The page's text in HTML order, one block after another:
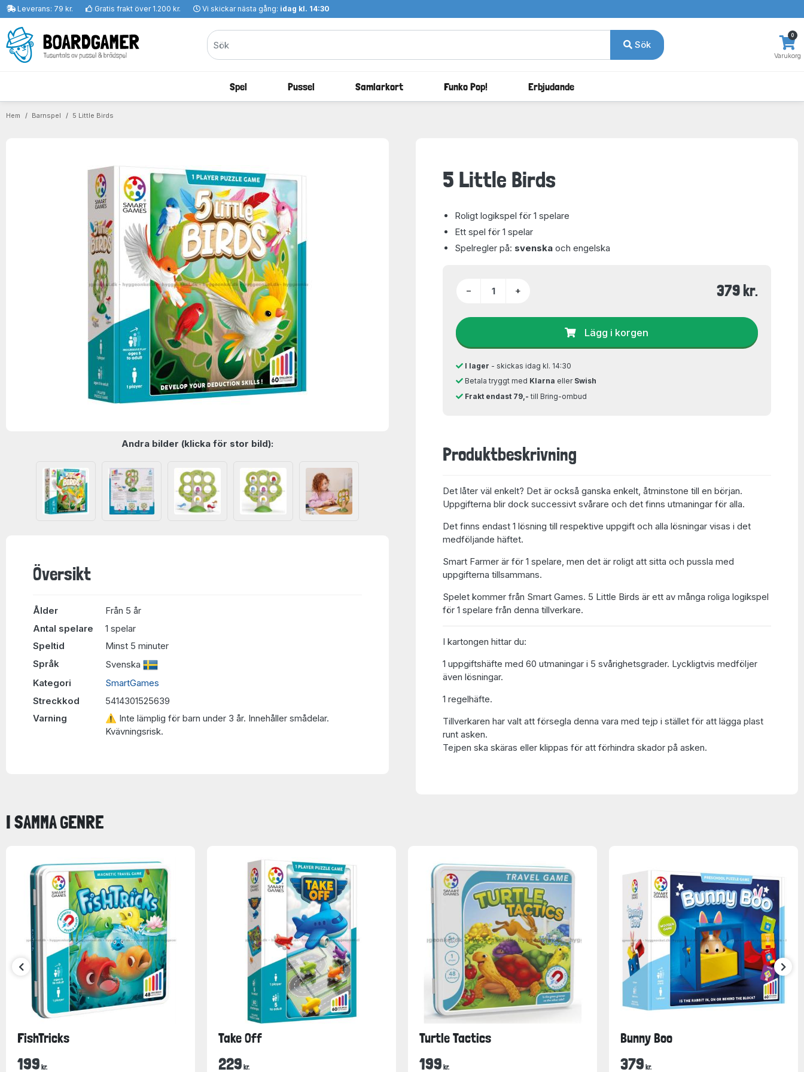
Leverans: 79 kr. Gratis frakt över 1.200 kr. Vi skickar nästa gång: idag kl. 14:30
Sök
Varukorg
0
Spel Pussel Samlarkort Funko Pop! Erbjudande
Hem Barnspel 5 Little Birds
Andra bilder (klicka för stor bild):
Översikt
Ålder
Från 5 år
Antal spelare
1 spelar
Speltid
Minst 5 minuter
Språk
Svenska
Kategori
SmartGames
Streckkod
5414301525639
Varning
⚠ Inte lämplig för barn under 3 år. Innehåller smådelar.
Kvävningsrisk.
5 Little Birds
Roligt logikspel för 1 spelare
Ett spel för 1 spelar
Spelregler på: svenskaoch engelska
− + 379 kr.
Lägg i korgen
I lager - skickas idag kl. 14:30
Betala tryggt med Klarna eller Swish
Frakt endast 79,- till Bring-ombud
Produktbeskrivning
Det låter väl enkelt? Det är också ganska enkelt, åtminstone till en början.
Uppgifterna blir dock successivt svårare och det finns utmaningar för alla.
Det finns endast 1 lösning till respektive uppgift och alla lösningar visas i det
medföljande häftet.
Smart Farmer är för 1 spelare, men det är roligt att sitta och pussla med
uppgifterna tillsammans.
Spelet kommer från Smart Games. 5 Little Birds är ett av många roliga logikspel
för 1 spelare från denna tillverkare.
I kartongen hittar du:
1 uppgiftshäfte med 60 utmaningar i 5 svårighetsgrader. Lyckligtvis medföljer
även lösningar.
1 regelhäfte.
Tillverkaren har valt att försegla denna vara med tejp i stället för att lägga plast
runt asken.
Tejpen ska skäras eller klippas för att förhindra skador på asken.
I SAMMA GENRE
FishTricks
199 kr.
Take Off
229 kr.
Turtle Tactics
199 kr.
Bunny Boo
379 kr.